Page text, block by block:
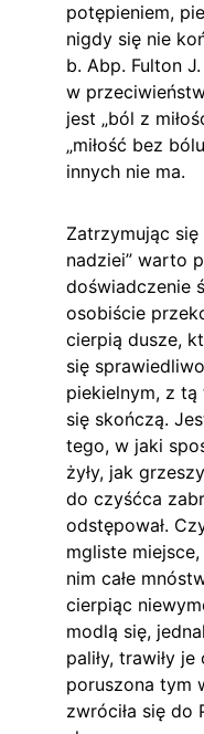
potępieniem,
nigdy się nie
b. Abp. Fulton
w
jest „ból z
„miłość bez
innych nie ma.
Zatrzymując
nadziei” warto
doświadczenie
osobiście
cierpią dusze,
się
piekielnym, z
się skończą.
tego, w jaki
żyły, jak
do czyśćca
odstępował.
mgliste
nim całe
cierpiąc
modlą się,
paliły, trawiły
poruszona tym
zwróciła się do